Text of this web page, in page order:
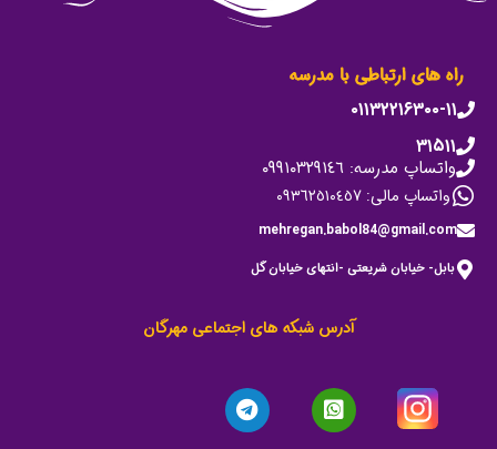
راه های ارتباطی با مدرسه
۰۱۱۳۲۲۱۶۳۰۰-۱۱
۳۱۵۱۱
واتساپ مدرسه: ٠٩٩١٠٣٢٩١٤٦
واتساپ مالی: ٠٩٣٦٢٥١٠٤٥٧
mehregan.babol84@gmail.com
بابل- خیابان شریعتی -انتهای خیابان گل
آدرس شبکه های اجتماعی مهرگان